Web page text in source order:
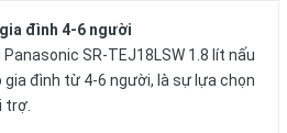
đình 4-6 người
SR-TEJ18LSW 1.8 lít nấu
đình từ 4-6 người, là sự lựa chọn
trợ.